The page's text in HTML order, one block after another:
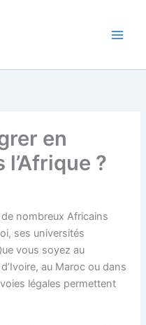
en
?
nombreux Africains
ses universités
vous soyez au
au Maroc ou dans
légales permettent